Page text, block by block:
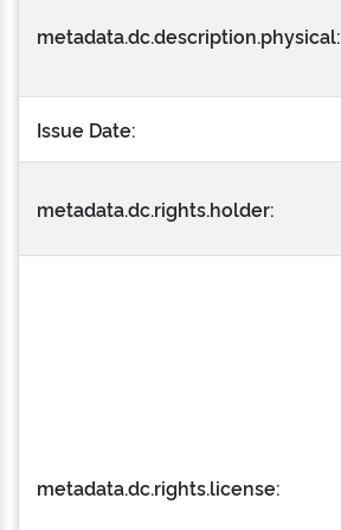
metadata.dc.description.physical:
Issue Date:
metadata.dc.rights.holder:
metadata.dc.rights.license: